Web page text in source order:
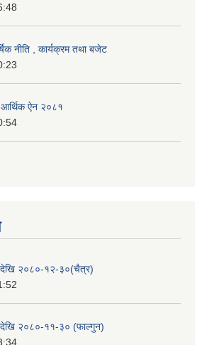
नीति , कार्यक्रम तथा बजेट
आर्थिक ‌‌‌ऐन २०८१
२०८०-१२-३०(चैत्र)
२०८०-११-३० (फाल्गुन)